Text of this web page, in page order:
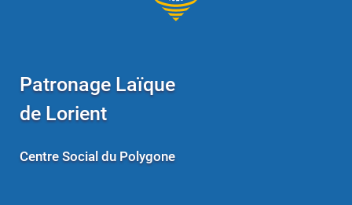
Patronage Laïque
de Lorient
Centre Social du Polygone